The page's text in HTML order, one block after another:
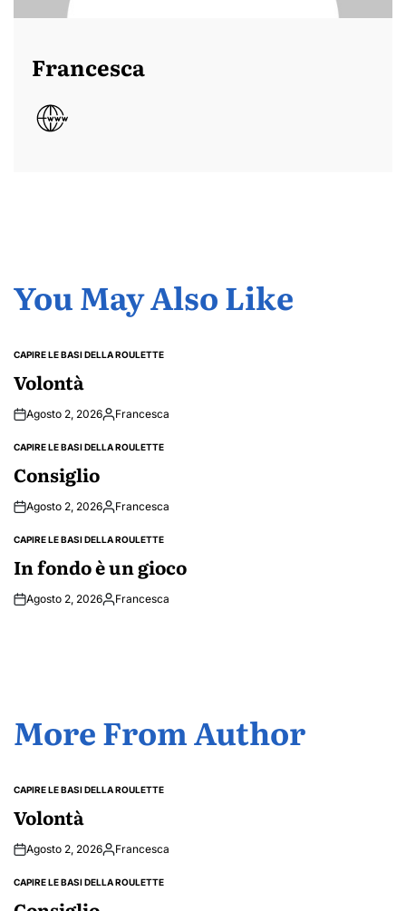
Francesca
You May Also Like
POSTED
CAPIRE LE BASI DELLA ROULETTE
Volontà
Agosto 2, 2026PostedFrancesca
POSTED
CAPIRE LE BASI DELLA ROULETTE
Consiglio
Agosto 2, 2026PostedFrancesca
POSTED
CAPIRE LE BASI DELLA ROULETTE
In fondo è un gioco
Agosto 2, 2026PostedFrancesca
More From Author
POSTED
CAPIRE LE BASI DELLA ROULETTE
Volontà
Agosto 2, 2026PostedFrancesca
POSTED
CAPIRE LE BASI DELLA ROULETTE